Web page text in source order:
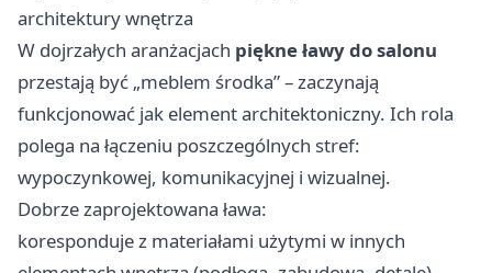
architektury wnętrza
W dojrzałych aranżacjach piękne ławy do salonu
przestają być „meblem środka” – zaczynają
funkcjonować jak element architektoniczny. Ich rola
polega na łączeniu poszczególnych stref:
wypoczynkowej, komunikacyjnej i wizualnej.
Dobrze zaprojektowana ława:
koresponduje z materiałami użytymi w innych